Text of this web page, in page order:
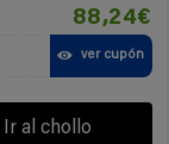
88,24€
ver cupón
Ir al chollo